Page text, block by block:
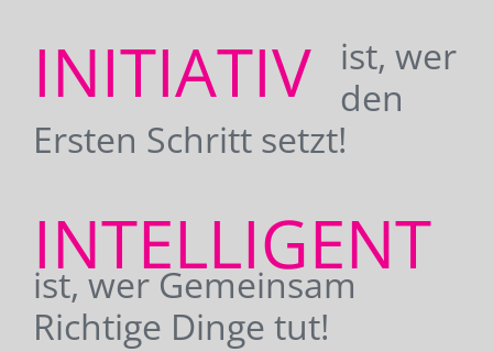
INITIATIV
ist, wer
den
Ersten Schritt setzt!
INTELLIGENT
ist, wer Gemeinsam
Richtige Dinge tut!